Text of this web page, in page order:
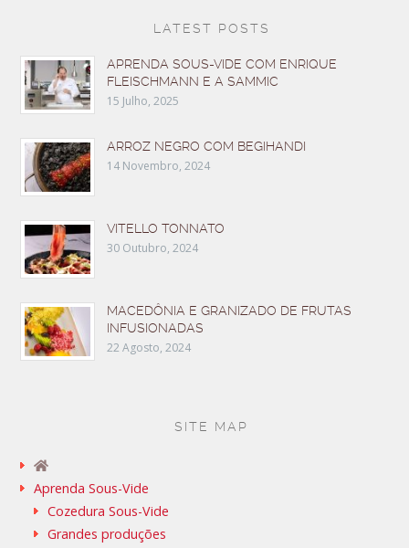
LATEST POSTS
APRENDA SOUS-VIDE COM ENRIQUE
FLEISCHMANN E A SAMMIC
15 Julho, 2025
ARROZ NEGRO COM BEGIHANDI
14 Novembro, 2024
VITELLO TONNATO
30 Outubro, 2024
MACEDÔNIA E GRANIZADO DE FRUTAS
INFUSIONADAS
22 Agosto, 2024
SITE MAP
Aprenda Sous-Vide
Cozedura Sous-Vide
Grandes produções